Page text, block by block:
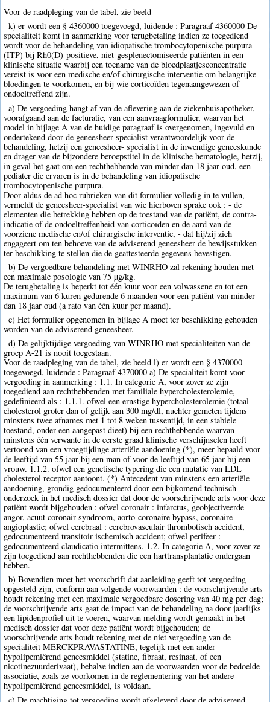
Voor de raadpleging van de tabel, zie beeld
k) er wordt een § 4360000 toegevoegd, luidende : Paragraaf 4360000 De
specialiteit komt in aanmerking voor terugbetaling indien ze toegediend
wordt voor de behandeling van idiopatische trombocytopenische purpura
(ITP) bij Rh0(D)-positieve, niet-gesplenectomiseerde patiënten in een
klinische situatie waarbij een toename van de bloedplaatjesconcentratie
vereist is voor een medische en/of chirurgische interventie om belangrijke
bloedingen te voorkomen, en bij wie corticoïden tegenaangewezen of
ondoeltreffend zijn.
a) De vergoeding hangt af van de aflevering aan de ziekenhuisapotheker,
voorafgaand aan de facturatie, van een aanvraagformulier, waarvan het
model in bijlage A van de huidige paragraaf is overgenomen, ingevuld en
ondertekend door de geneesheer-specialist verantwoordelijk voor de
behandeling, hetzij een geneesheer- specialist in de inwendige geneeskunde
en drager van de bijzondere beroepstitel in de klinische hematologie, hetzij,
in geval het gaat om een rechthebbende van minder dan 18 jaar oud, een
pediater die ervaren is in de behandeling van idiopatische
trombocytopenische purpura.
Door aldus de ad hoc rubrieken van dit formulier volledig in te vullen,
vermeldt de geneesheer-specialist van wie hierboven sprake ook : - de
elementen die betrekking hebben op de toestand van de patiënt, de contra-
indicatie of de ondoeltreffenheid van corticoïden en de aard van de
voorziene medische en/of chirurgische interventie, - dat hij/zij zich
engageert om ten behoeve van de adviserend geneesheer de bewijsstukken
ter beschikking te stellen die de geattesteerde gegevens bevestigen.
b) De vergoedbare behandeling met WINRHO zal rekening houden met
een maximale posologie van 75 µg/kg.
De terugbetaling is beperkt tot één kuur voor een volwassene en tot een
maximum van 6 kuren gedurende 6 maanden voor een patiënt van minder
dan 18 jaar oud (a rato van één kuur per maand).
c) Het formulier opgenomen in bijlage A moet ter beschikking gehouden
worden van de adviserend geneesheer.
d) De gelijktijdige vergoeding van WINRHO met specialiteiten van de
groep A-21 is nooit toegestaan.
Voor de raadpleging van de tabel, zie beeld l) er wordt een § 4370000
toegevoegd, luidende : Paragraaf 4370000 a) De specialiteit komt voor
vergoeding in aanmerking : 1.1. In categorie A, voor zover ze zijn
toegediend aan rechthebbenden met familiale hypercholesterolemie,
gedefinieerd als : 1.1.1. ofwel een ernstige hypercholesterolemie (totaal
cholesterol groter dan of gelijk aan 300 mg/dl, nuchter gemeten tijdens
minstens twee afnames met 1 tot 8 weken tussentijd, in een stabiele
toestand, onder een aangepast dieet) bij een rechthebbende waarvan
minstens één verwante in de eerste graad klinische verschijnselen heeft
vertoond van een vroegtijdinge arteriële aandoening (*), meer bepaald voor
de leeftijd van 55 jaar bij een man of voor de leeftijd van 65 jaar bij een
vrouw. 1.1.2. ofwel een genetische typering die een mutatie van LDL
cholesterol receptor aantoont. (*) Antecedent van minstens een arteriële
aandoening, grondig gedocumenteerd door een bijkomend technisch
onderzoek in het medisch dossier dat door de voorschrijvende arts voor deze
patiënt wordt bijgehouden : ofwel coronair : infarctus, geobjectiveerde
angor, acuut coronair syndroom, aorto-coronaire bypass, coronaire
angioplastie; ofwel cerebraal : cerebrovasculair thrombotisch accident,
gedocumenteerd transitoir ischemisch accident; ofwel perifeer :
gedocumenteerd claudicatio intermittens. 1.2. In categorie A, voor zover ze
zijn toegediend aan rechthebbenden die een harttransplantatie ondergaan
hebben.
b) Bovendien moet het voorschrift dat aanleiding geeft tot vergoeding
opgesteld zijn, conform aan volgende voorwaarden : de voorschrijvende arts
houdt rekening met een maximale vergoedbare dosering van 40 mg per dag;
de voorschrijvende arts gaat de impact van de behandeling na door jaarlijks
een lipidenprofiel uit te voeren, waarvan melding wordt gemaakt in het
medisch dossier dat voor deze patiënt wordt bijgehouden; de
voorschrijvende arts houdt rekening met de niet vergoeding van de
specialiteit MERCKPRAVASTATINE, tegelijk met een ander
hypolipemiërend geneesmiddel (statine, fibraat, resinaat, of een
nicotinezuurderivaat), behalve indien aan de voorwaarden voor de bedoelde
associatie, zoals ze voorkomen in de reglementering van het andere
hypolipemiërend geneesmiddel, is voldaan.
c) De machtiging tot vergoeding wordt afgeleverd door de adviserend